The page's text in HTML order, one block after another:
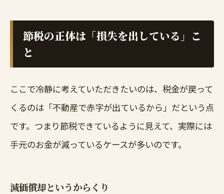
節税の正体は「損失を出している」こ
と
ここで冷静に考えていただきたいのは、税金が戻って
くるのは「不動産で赤字が出ているから」だという点
です。つまり節税できているように見えて、実際には
手元のお金が減っているケースが多いのです。
減価償却というからくり